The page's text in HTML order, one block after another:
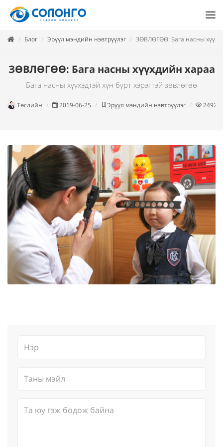
Блог Эрүүл мэндийн нэвтрүүлэг ЗӨВЛӨГӨӨ: Бага насны
ЗӨВЛӨГӨӨ: Бага насны хүүхдийн хараа
Бага насны хүүхэдтэй хүн бүрт хэрэгтэй зөвлөгөө
Төслийн 2019-06-25 Эрүүл мэндийн нэвтрүүлэг 2492